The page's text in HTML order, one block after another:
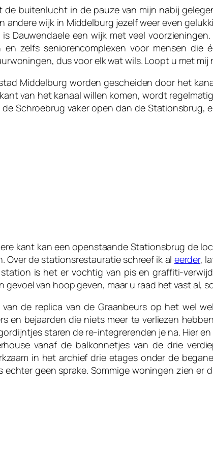
buitenlucht in de pauze van mijn nabij
wijk in Middelburg jezelf weer even
Dauwendaele een wijk met veel
zelfs seniorencomplexen voor mensen die
dus voor elk wat wils. Loopt u met mij
Middelburg worden gescheiden door het
van het kanaal willen komen, wordt
Schroebrug vaker open dan de Stationsbrug,
kant kan een openstaande Stationsbrug de
Over de stationsrestauratie schreef ik al eerder,
is het er vochtig van pis en graffiti-
van hoop geven, maar u raad het vast al,
de replica van de Graanbeurs op het wel
en bejaarden die niets meer te verliezen
staren de re-integrerenden je na. Hier
vanaf de balkonnetjes van de drie
in het archief drie etages onder de
geen sprake. Sommige woningen zien er